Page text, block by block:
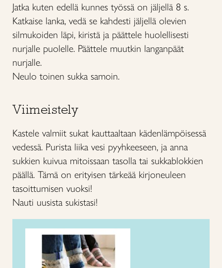
Jatka kuten edellä kunnes työssä on jäljellä 8 s.
Katkaise lanka, vedä se kahdesti jäljellä olevien
silmukoiden läpi, kiristä ja päättele huolellisesti
nurjalle puolelle. Päättele muutkin langanpäät
nurjalle.
Neulo toinen sukka samoin.
Viimeistely
Kastele valmiit sukat kauttaaltaan kädenlämpöisessä
vedessä. Purista liika vesi pyyhkeeseen, ja anna
sukkien kuivua mitoissaan tasolla tai sukkablokkien
päällä. Tämä on erityisen tärkeää kirjoneuleen
tasoittumisen vuoksi!
Nauti uusista sukistasi!